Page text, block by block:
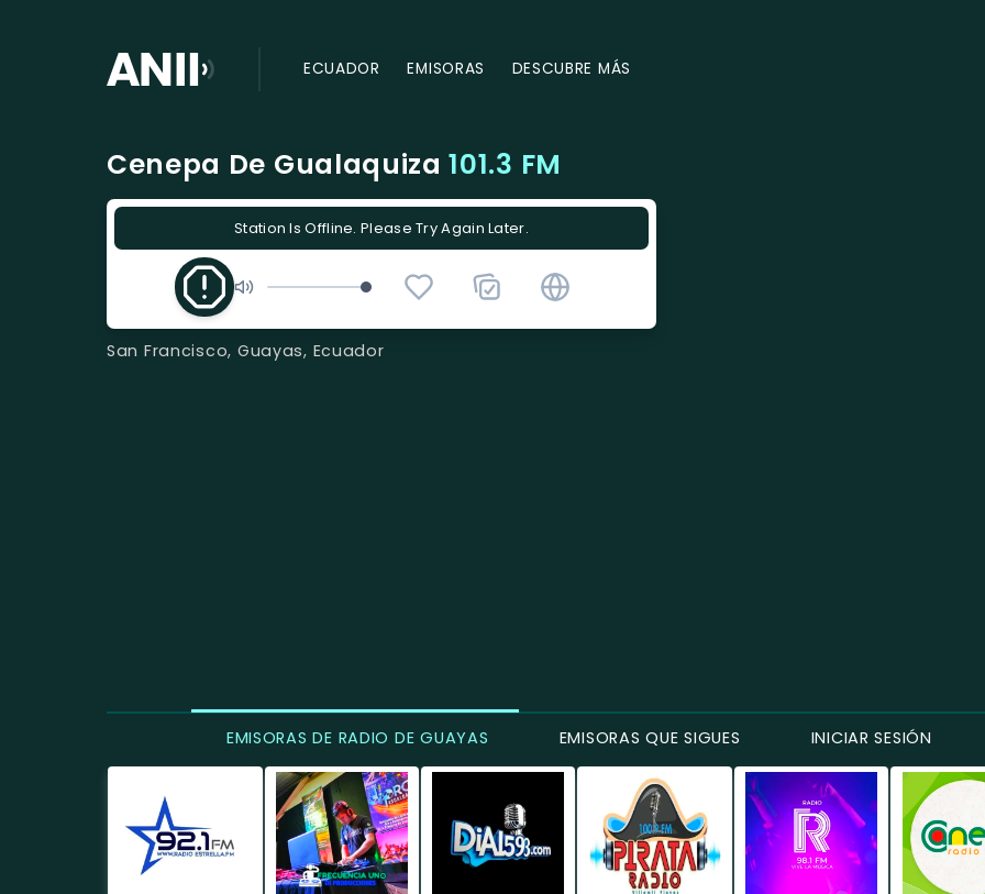
ECUADOR EMISORAS DESCUBRE MÁS
Cenepa De Gualaquiza101.3 FM
Station Is Offline. Please Try Again Later.
San Francisco, Guayas, Ecuador
EMISORAS DE RADIO DE GUAYAS EMISORAS QUE SIGUES INICIAR SESIÓN